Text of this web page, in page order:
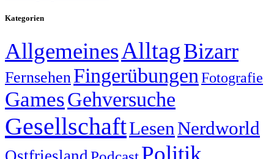
Kategorien
AllgemeinesAlltagBizarr
FernsehenFingerübungen Fotografie
GamesGehversuche
GesellschaftLesenNerdworld
Politik